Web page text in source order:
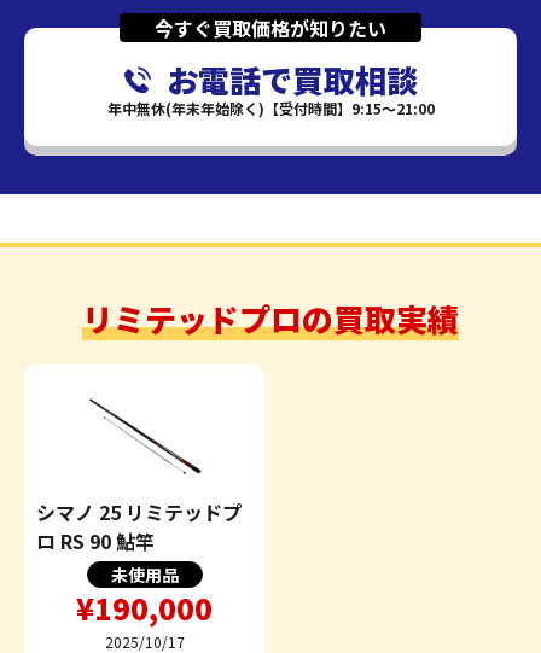
今すぐ買取価格が知りたい
お電話で買取相談
年中無休(年末年始除く)【受付時間】9:15～21:00
リミテッドプロの買取実績
シマノ 25 リミテッドプ
ロ RS 90 鮎竿
未使用品
¥190,000
2025/10/17